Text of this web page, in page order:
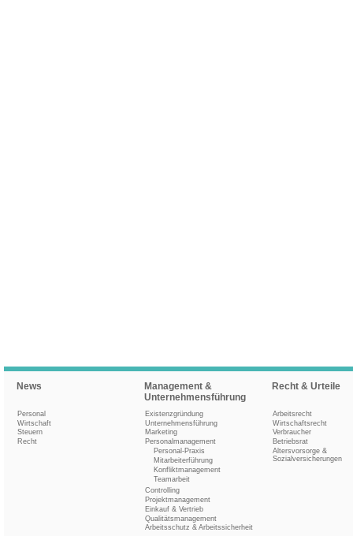
News
Personal
Wirtschaft
Steuern
Recht
Management &
Unternehmensführung
Existenzgründung
Unternehmensführung
Marketing
Personalmanagement
Personal-Praxis
Mitarbeiterführung
Konfliktmanagement
Teamarbeit
Controlling
Projektmanagement
Einkauf & Vertrieb
Qualitätsmanagement
Arbeitsschutz & Arbeitssicherheit
Recht & Urteile
Arbeitsrecht
Wirtschaftsrecht
Verbraucher
Betriebsrat
Altersvorsorge &
Sozialversicherungen